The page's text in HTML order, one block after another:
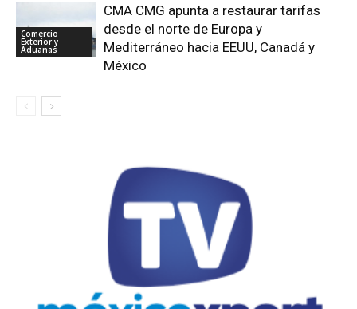
Comercio
Exterior y
Aduanas
CMA CMG apunta a restaurar tarifas
desde el norte de Europa y
Mediterráneo hacia EEUU, Canadá y
México